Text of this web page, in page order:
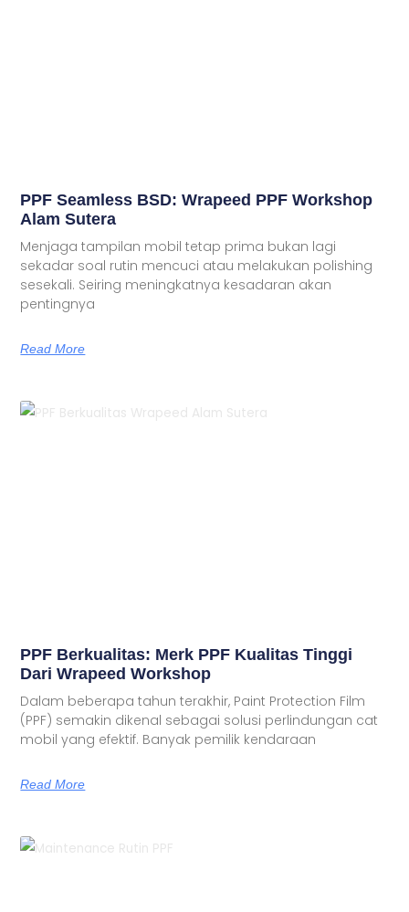
PPF Seamless BSD: Wrapeed PPF Workshop
Alam Sutera
Menjaga tampilan mobil tetap prima bukan lagi
sekadar soal rutin mencuci atau melakukan polishing
sesekali. Seiring meningkatnya kesadaran akan
pentingnya
Read More
PPF Berkualitas: Merk PPF Kualitas Tinggi
Dari Wrapeed Workshop
Dalam beberapa tahun terakhir, Paint Protection Film
(PPF) semakin dikenal sebagai solusi perlindungan cat
mobil yang efektif. Banyak pemilik kendaraan
Read More